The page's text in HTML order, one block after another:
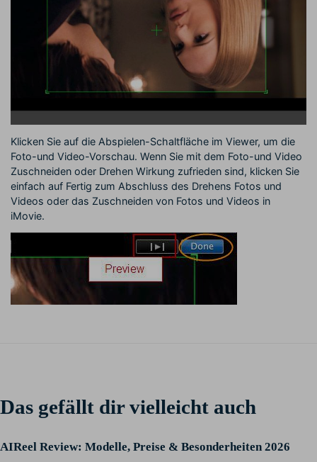
Klicken Sie auf die Abspielen-Schaltfläche im Viewer, um die
Foto-und Video-Vorschau. Wenn Sie mit dem Foto-und Video
Zuschneiden oder Drehen Wirkung zufrieden sind, klicken Sie
einfach auf Fertig zum Abschluss des Drehens Fotos und
Videos oder das Zuschneiden von Fotos und Videos in
iMovie.
Das gefällt dir vielleicht auch
AIReel Review: Modelle, Preise & Besonderheiten 2026